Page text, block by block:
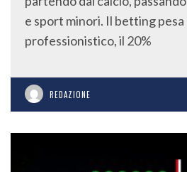
e sport minori. Il betting pesa
professionistico, il 20%
REDAZIONE